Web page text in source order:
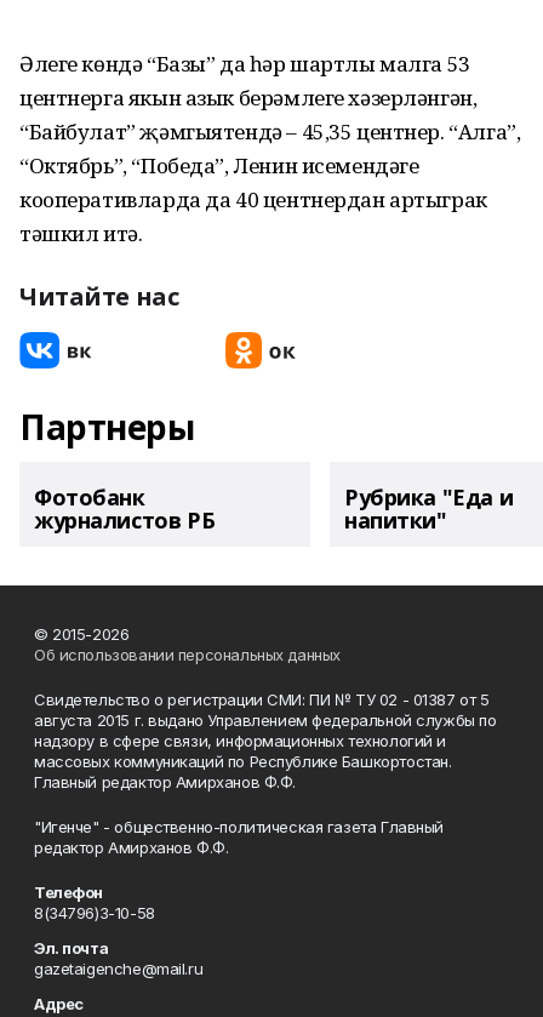
Әлеге көндә “Базы” да һәр шартлы малга 53
центнерга якын азык берәмлеге хәзерләнгән,
“Байбулат” җәмгыятендә – 45,35 центнер. “Алга”,
“Октябрь”, “Победа”, Ленин исемендәге
кооперативларда да 40 центнердан артыграк
тәшкил итә.
Читайте нас
Партнеры
Фотобанк
журналистов РБ
Рубрика "Еда и
напитки"
© 2015-2026
Об использовании персональных данных
Свидетельство о регистрации СМИ: ПИ № ТУ 02 - 01387 от 5
августа 2015 г. выдано Управлением федеральной службы по
надзору в сфере связи, информационных технологий и
массовых коммуникаций по Республике Башкортостан.
Главный редактор Амирханов Ф.Ф.
"Игенче" - общественно-политическая газета Главный
редактор Амирханов Ф.Ф.
Телефон
8(34796)3-10-58
Эл. почта
gazetaigenche@mail.ru
Адрес